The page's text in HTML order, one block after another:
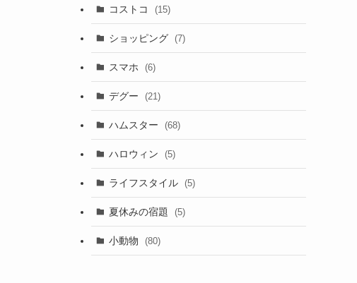
コストコ (15)
ショッピング (7)
スマホ (6)
デグー (21)
ハムスター (68)
ハロウィン (5)
ライフスタイル (5)
夏休みの宿題 (5)
小動物 (80)